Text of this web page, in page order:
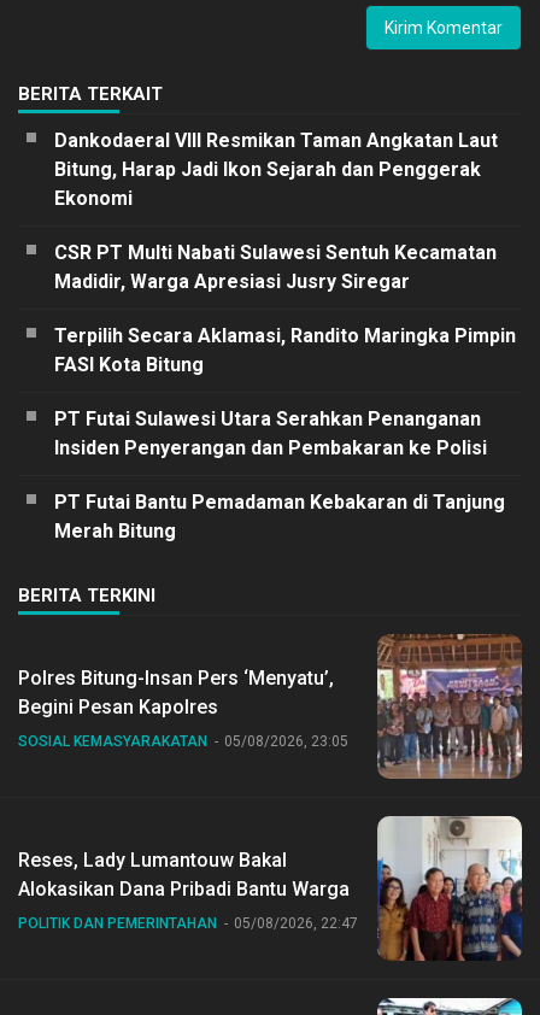
BERITA TERKAIT
Dankodaeral VIII Resmikan Taman Angkatan Laut
Bitung, Harap Jadi Ikon Sejarah dan Penggerak
Ekonomi
CSR PT Multi Nabati Sulawesi Sentuh Kecamatan
Madidir, Warga Apresiasi Jusry Siregar
Terpilih Secara Aklamasi, Randito Maringka Pimpin
FASI Kota Bitung
PT Futai Sulawesi Utara Serahkan Penanganan
Insiden Penyerangan dan Pembakaran ke Polisi
PT Futai Bantu Pemadaman Kebakaran di Tanjung
Merah Bitung
BERITA TERKINI
Polres Bitung-Insan Pers ‘Menyatu’,
Begini Pesan Kapolres
SOSIAL KEMASYARAKATAN 05/08/2026, 23:05
Reses, Lady Lumantouw Bakal
Alokasikan Dana Pribadi Bantu Warga
POLITIK DAN PEMERINTAHAN 05/08/2026, 22:47